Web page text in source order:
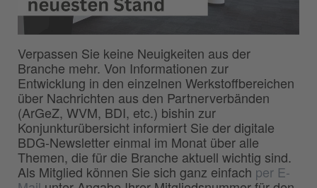
Verpassen Sie keine Neuigkeiten aus der
Branche mehr. Von Informationen zur
Entwicklung in den einzelnen Werkstoffbereichen
über Nachrichten aus den Partnerverbänden
(ArGeZ, WVM, BDI, etc.) bishin zur
Konjunkturübersicht informiert Sie der digitale
BDG-Newsletter einmal im Monat über alle
Themen, die für die Branche aktuell wichtig sind.
Als Mitglied können Sie sich ganz einfach per E-